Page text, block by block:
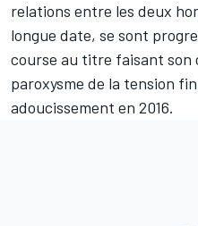
relations entre les deux
longue date, se sont
course au titre faisant
paroxysme de la tension
adoucissement en 2016.